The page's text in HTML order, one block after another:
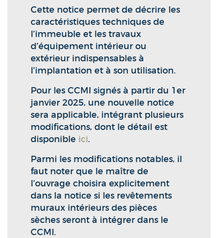
Cette notice permet de décrire les
caractéristiques techniques de
l’immeuble et les travaux
d’équipement intérieur ou
extérieur indispensables à
l’implantation et à son utilisation.
Pour les CCMI signés à partir du 1er
janvier 2025, une nouvelle notice
sera applicable, intégrant plusieurs
modifications, dont le détail est
disponible ici.
Parmi les modifications notables, il
faut noter que le maître de
l’ouvrage choisira explicitement
dans la notice si les revêtements
muraux intérieurs des pièces
sèches seront à intégrer dans le
CCMI.